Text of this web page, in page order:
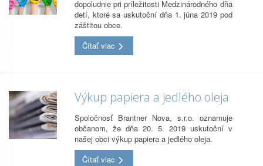
dopoludnie pri príležitosti Medzinárodného dňa
detí, ktoré sa uskutoční dňa 1. júna 2019 pod
záštitou obce.
Čítať viac
Výkup papiera a jedlého oleja
Spoločnosť Brantner Nova, s.r.o. oznamuje
občanom, že dňa 20. 5. 2019 uskutoční v
našej obci výkup papiera a jedlého oleja.
Čítať viac